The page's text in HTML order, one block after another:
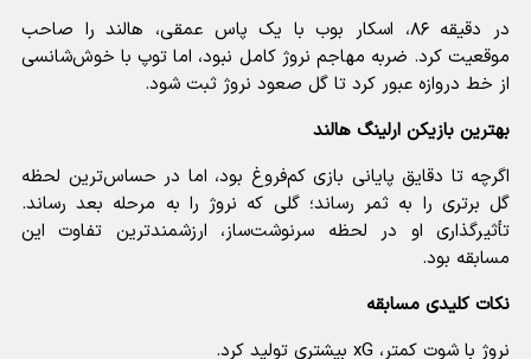
در دقیقه ۸۶، اسکار بوب با یک پاس عمقی، هالند را صاحب
موقعیت کرد. ضربه مهاجم نروژ کامل نبود، اما توپ با خوش‌شانسی
از خط دروازه عبور کرد تا گل صعود نروژ ثبت شود.
بهترین بازیکن ارلینگ هالند
اگرچه تا دقایق پایانی بازی کم‌فروغ بود، اما در حساس‌ترین لحظه
گل برتری را به ثمر رساند؛ گلی که نروژ را به مرحله بعد رساند.
تأثیرگذاری او در لحظه سرنوشت‌ساز، ارزشمندترین تفاوت این
مسابقه بود.
نکات کلیدی مسابقه
نروژ با شوت کمتر، xG بیشتری تولید کرد.